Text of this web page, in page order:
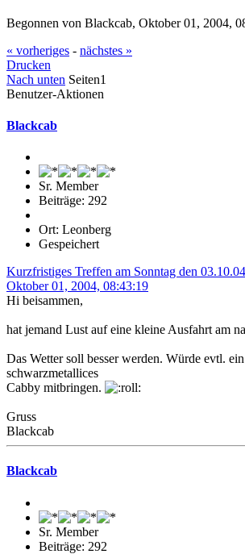
Begonnen von Blackcab, Oktober 01, 2004,
« vorheriges - nächstes »
Drucken
Nach unten Seiten1
Benutzer-Aktionen
Blackcab
Sr. Member
Beiträge: 292
Ort: Leonberg
Gespeichert
Kurzfristiges Treffen am Sonntag den
Oktober 01, 2004, 08:43:19
Hi beisammen,
hat jemand Lust auf eine kleine Ausfahrt am
Das Wetter soll besser werden. Würde evtl.
schwarzmetallices
Cabby mitbringen.
Gruss
Blackcab
Blackcab
Sr. Member
Beiträge: 292